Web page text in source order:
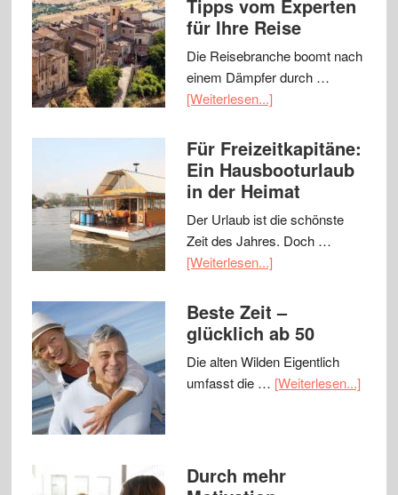
Tipps vom Experten
für Ihre Reise
Die Reisebranche boomt nach
einem Dämpfer durch …
[Weiterlesen...]
Für Freizeitkapitäne:
Ein Hausbooturlaub
in der Heimat
Der Urlaub ist die schönste
Zeit des Jahres. Doch …
[Weiterlesen...]
Beste Zeit –
glücklich ab 50
Die alten Wilden Eigentlich
umfasst die … [Weiterlesen...]
Durch mehr